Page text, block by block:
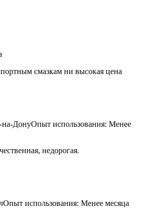
смазкам ни высокая цена
на-ДонуОпыт использования: Менее
недорогая.
Опыт использования: Менее месяца